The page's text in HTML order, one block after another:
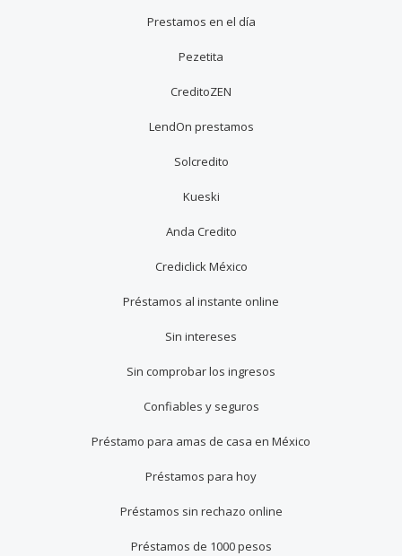
Prestamos en el día
Pezetita
CreditoZEN
LendOn prestamos
Solcredito
Kueski
Anda Credito
Crediclick México
Préstamos al instante online
Sin intereses
Sin comprobar los ingresos
Confiables y seguros
Préstamo para amas de casa en México
Préstamos para hoy
Préstamos sin rechazo online
Préstamos de 1000 pesos